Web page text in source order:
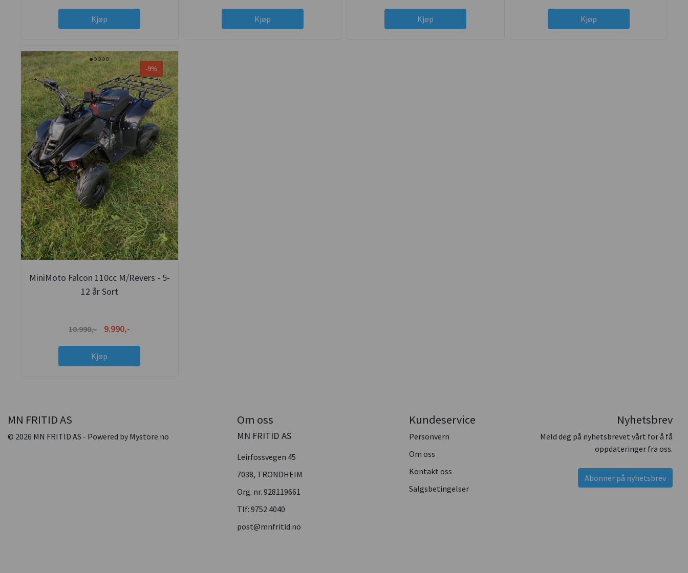
Kjøp Kjøp Kjøp Kjøp
-9%
MiniMoto Falcon 110cc M/Revers - 5-
12 år Sort
10.990,- 9.990,-
Kjøp
MN FRITID AS
© 2026 MN FRITID AS - Powered by Mystore.no
Om oss
MN FRITID AS
Leirfossvegen 45
7038, TRONDHEIM
Org. nr. 928119661
Tlf: 9752 4040
post@mnfritid.no
Kundeservice
Personvern
Om oss
Kontakt oss
Salgsbetingelser
Nyhetsbrev
Meld deg på nyhetsbrevet vårt for å få
oppdateringer fra oss.
Abonner på nyhetsbrev